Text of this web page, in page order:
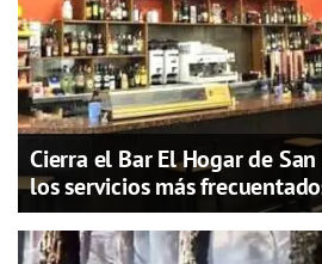
Cierra el Bar El Hogar de
los servicios más